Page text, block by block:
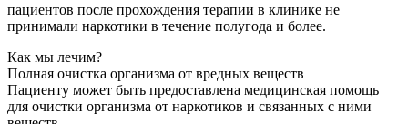
пациентов после прохождения терапии в клинике не
принимали наркотики в течение полугода и более.
Как мы лечим?
Полная очистка организма от вредных веществ
Пациенту может быть предоставлена медицинская помощь
для очистки организма от наркотиков и связанных с ними